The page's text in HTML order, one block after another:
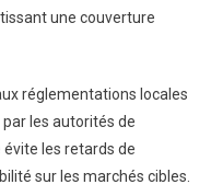
une couverture
réglementations locales
les autorités de
les retards de
sur les marchés cibles.